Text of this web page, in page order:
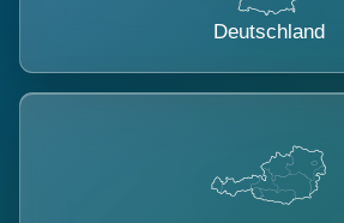
Deutschland